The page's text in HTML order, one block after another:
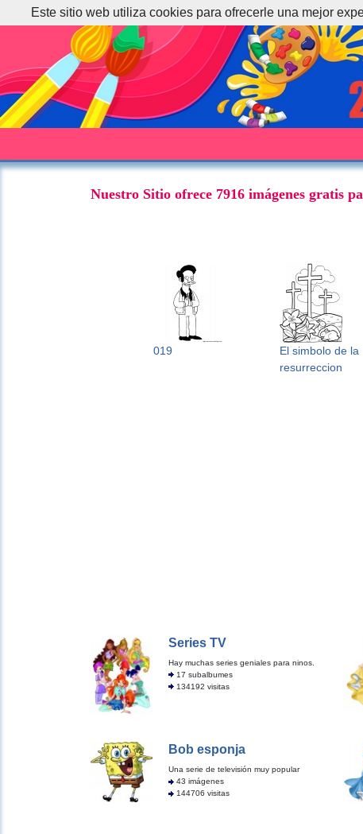
Nuestro Sitio ofrece 7916 imágenes gratis
019
El simbolo de la
resurreccion
Series TV
Hay muchas series geniales para ninos.
17 subalbumes
134192 visitas
Bob esponja
Una serie de televisión muy popular
43 imágenes
144706 visitas
Este sitio web utiliza cookies para ofrecerle una mejor